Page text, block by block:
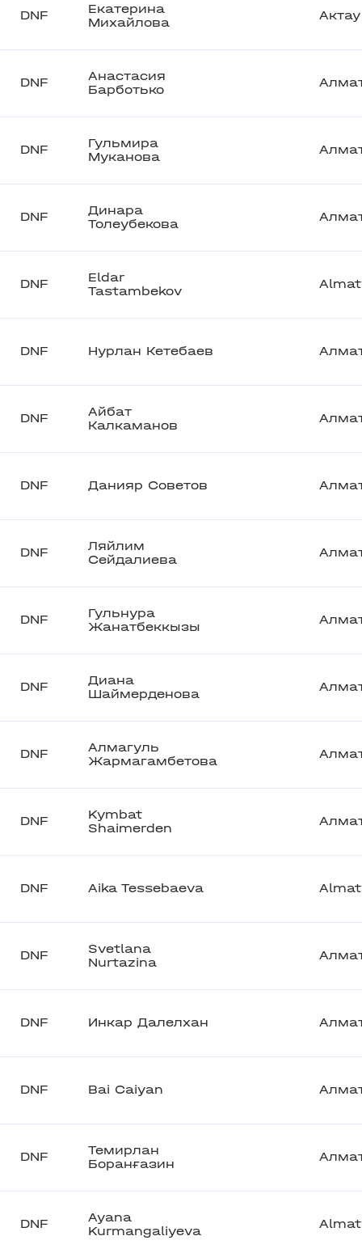
DNF
Екатерина
Михайлова
Актау
DNF
Анастасия
Барботько
DNF
Гульмира
Муканова
DNF
Динара
Толеубекова
DNF
Eldar
Tastambekov
DNF Нурлан Кетебаев
DNF
Айбат
Калкаманов
DNF Данияр Советов
DNF
Ляйлим
Сейдалиева
DNF
Гульнура
Жанатбеккызы
DNF
Диана
Шаймерденова
DNF
Алмагуль
Жармагамбетова
DNF
Kymbat
Shaimerden
DNF Aika Tessebaeva
DNF
Svetlana
Nurtazina
DNF Инкар Далелхан
DNF Bai Caiyan
DNF
Темирлан
Боранғазин
DNF
Ayana
Kurmangaliyeva